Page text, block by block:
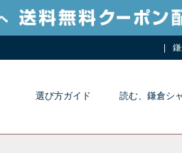
選び方ガイド 読む、鎌倉シ